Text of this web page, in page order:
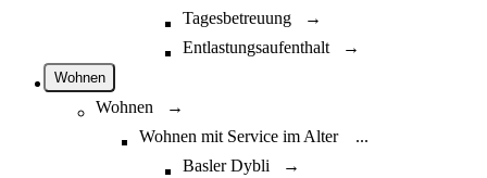
Tagesbetreuung →
Entlastungsaufenthalt →
Wohnen
Wohnen →
Wohnen mit Service im Alter
...
Basler Dybli →